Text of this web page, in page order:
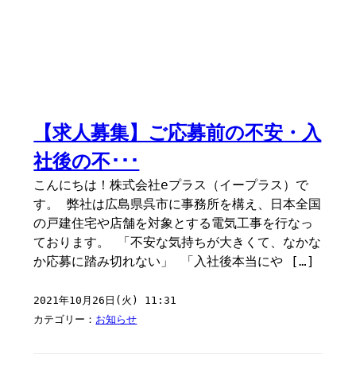
【求人募集】ご応募前の不安・入
社後の不･･･
こんにちは！株式会社eプラス（イープラス）で
す。 弊社は広島県呉市に事務所を構え、日本全国
の戸建住宅や店舗を対象とする電気工事を行なっ
ております。 「不安な気持ちが大きくて、なかな
か応募に踏み切れない」 「入社後本当にや […]
2021年10月26日(火) 11:31
カテゴリー： お知らせ